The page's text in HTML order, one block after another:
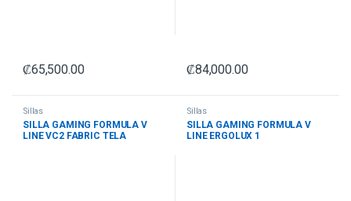
₡65,500.00 ₡84,000.00
Sillas
SILLA GAMING FORMULA V
LINE VC2 FABRIC TELA
Sillas
SILLA GAMING FORMULA V
LINE ERGOLUX 1